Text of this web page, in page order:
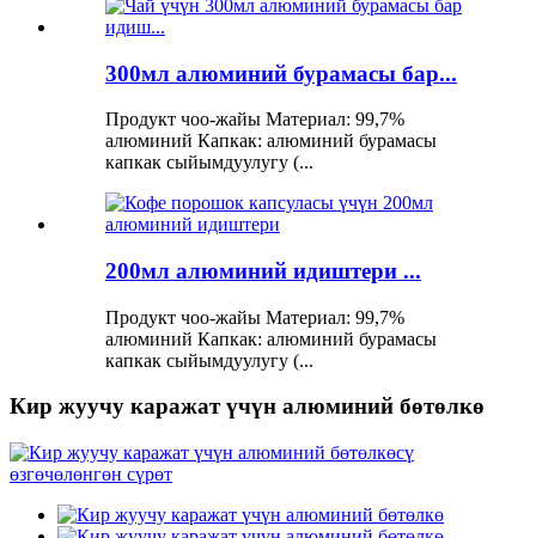
300мл алюминий бурамасы бар...
Продукт чоо-жайы Материал: 99,7%
алюминий Капкак: алюминий бурамасы
капкак сыйымдуулугу (...
200мл алюминий идиштери ...
Продукт чоо-жайы Материал: 99,7%
алюминий Капкак: алюминий бурамасы
капкак сыйымдуулугу (...
Кир жуучу каражат үчүн алюминий бөтөлкө